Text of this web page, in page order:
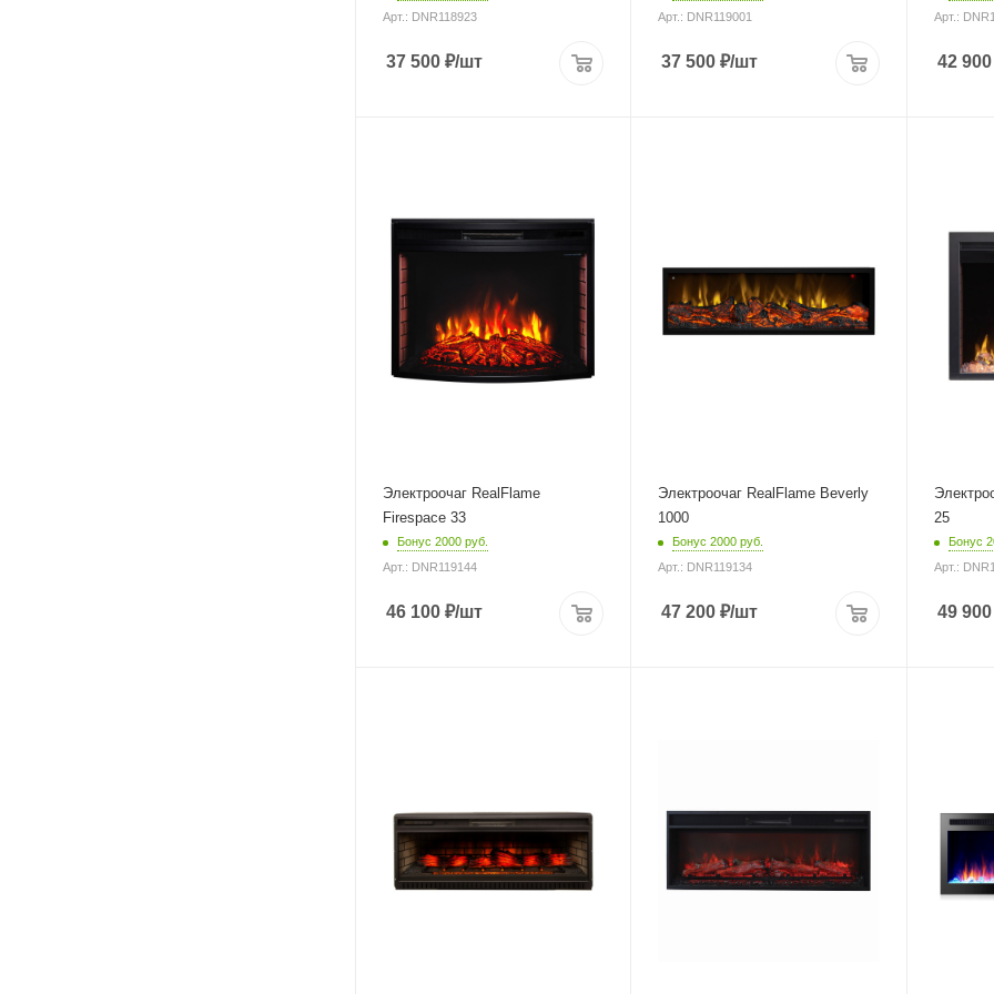
Арт.: DNR118923
37 500 ₽/шт
Арт.: DNR119001
37 500 ₽/шт
Арт.:
42 900
Электроочаг RealFlame
Firespace 33
Бонус 2000 руб.
Арт.: DNR119144
46 100 ₽/шт
Электроочаг RealFlame Beverly
1000
Бонус 2000 руб.
Арт.: DNR119134
47 200 ₽/шт
25
Бонус
Арт.:
49 900